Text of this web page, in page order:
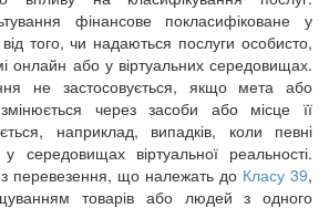
фінансове покласифіковане у
того, чи надаються послуги особисто,
онлайн або у віртуальних середовищах.
не застосовується, якщо мета або
через засоби або місце її
наприклад, випадків, коли певні
середовищах віртуальної реальності.
перевезення, що належать до Класу 39,
товарів або людей з одного